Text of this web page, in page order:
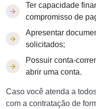
Ter capacidade
compromisso de
Apresentar
solicitados;
Possuir conta-
abrir uma conta.
Caso você atenda a
com a contratação de